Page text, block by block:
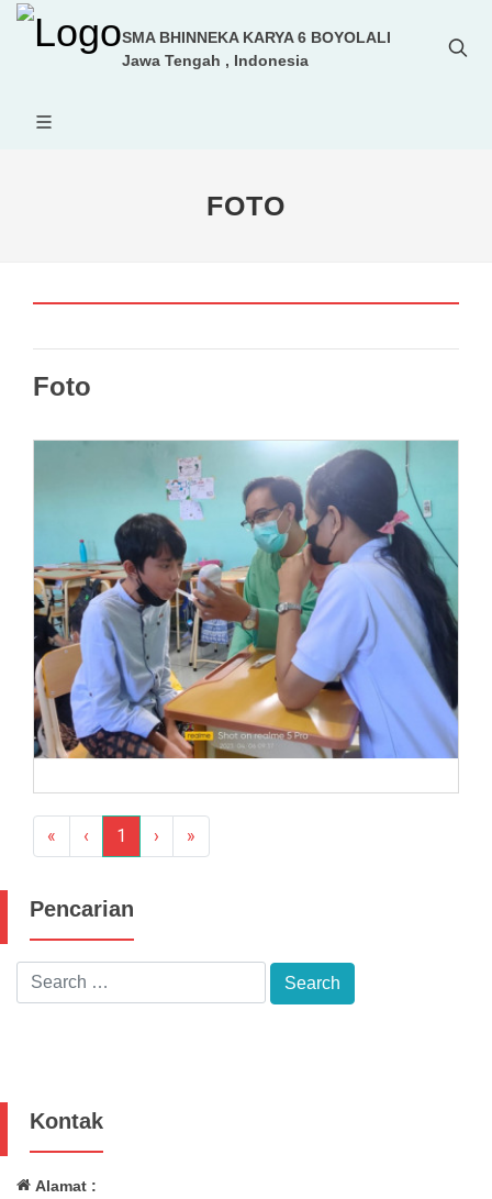
SMA BHINNEKA KARYA 6 BOYOLALI
Jawa Tengah , Indonesia
FOTO
Foto
« ‹ 1 › »
Pencarian
Kontak
Alamat :